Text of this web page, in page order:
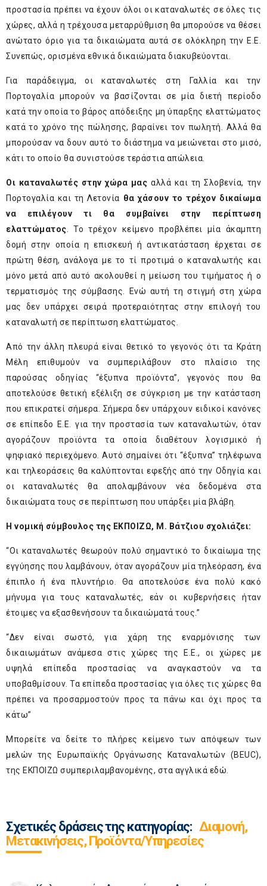
προστασία πρέπει να έχουν όλοι οι καταναλωτές σε όλες τις
χώρες, αλλά η τρέχουσα μεταρρύθμιση θα μπορούσε να θέσει
ανώτατο όριο για τα δικαιώματα αυτά σε ολόκληρη την Ε.Ε.
Συνεπώς, ορισμένα εθνικά δικαιώματα διακυβεύονται.
Για παράδειγμα, οι καταναλωτές στη Γαλλία και την
Πορτογαλία μπορούν να βασίζονται σε μία διετή περίοδο
κατά την οποία το βάρος απόδειξης μη ύπαρξης ελαττώματος
κατά το χρόνο της πώλησης, βαραίνει τον πωλητή. Αλλά θα
μπορούσαν να δουν αυτό το διάστημα να μειώνεται στο μισό,
κάτι το οποίο θα συνιστούσε τεράστια απώλεια.
Οι καταναλωτές στην χώρα μαςαλλά και τη Σλοβενία, την
Πορτογαλία και τη Λετονία θα χάσουν το τρέχον δικαίωμα
να επιλέγουν τι θα συμβαίνει στην περίπτωση
ελαττώματος. Το τρέχον κείμενο προβλέπει μία άκαμπτη
δομή στην οποία η επισκευή ή αντικατάσταση έρχεται σε
πρώτη θέση, ανάλογα με το τί προτιμά ο καταναλωτής και
μόνο μετά από αυτό ακολουθεί η μείωση του τιμήματος ή ο
τερματισμός της σύμβασης. Ενώ αυτή τη στιγμή στη χώρα
μας δεν υπάρχει σειρά προτεραιότητας στην επιλογή του
καταναλωτή σε περίπτωση ελαττώματος.
Από την άλλη πλευρά είναι θετικό το γεγονός ότι τα Κράτη
Μέλη επιθυμούν να συμπεριλάβουν στο πλαίσιο της
παρούσας οδηγίας “έξυπνα προϊόντα”, γεγονός που θα
αποτελούσε θετική εξέλιξη σε σύγκριση με την κατάσταση
που επικρατεί σήμερα. Σήμερα δεν υπάρχουν ειδικοί κανόνες
σε επίπεδο Ε.Ε. για την προστασία των καταναλωτών, όταν
αγοράζουν προϊόντα τα οποία διαθέτουν λογισμικό ή
ψηφιακό περιεχόμενο. Αυτό σημαίνει ότι “έξυπνα” τηλέφωνα
και τηλεοράσεις θα καλύπτονται εφεξής από την Οδηγία και
οι καταναλωτές θα απολαμβάνουν νέα δεδομένα στα
δικαιώματα τους σε περίπτωση που υπάρξει μία βλάβη.
Η νομική σύμβουλος της ΕΚΠΟΙΖΩ, Μ. Βάτζιου σχολιάζει:
“Οι καταναλωτές θεωρούν πολύ σημαντικό το δικαίωμα της
εγγύησης που λαμβάνουν, όταν αγοράζουν μία τηλεόραση, ένα
έπιπλο ή ένα πλυντήριο. Θα αποτελούσε ένα πολύ κακό
μήνυμα για τους καταναλωτές, εάν οι κυβερνήσεις ήταν
έτοιμες να εξασθενήσουν τα δικαιώματά τους.”
“Δεν είναι σωστό, για χάρη της εναρμόνισης των
δικαιωμάτων ανάμεσα στις χώρες της Ε.Ε., οι χώρες με
υψηλά επίπεδα προστασίας να αναγκαστούν να τα
υποβαθμίσουν. Τα επίπεδα προστασίας για όλες τις χώρες θα
πρέπει να προσαρμοστούν προς τα πάνω και όχι προς τα
κάτω”
Μπορείτε να δείτε το πλήρες κείμενο των απόψεων των
μελών της
Ευρωπαϊκής Οργάνωσης Καταναλωτών (BEUC),
της ΕΚΠΟΙΖΩ συμπεριλαμβανομένης, στα αγγλικά εδώ.
Σχετικές δράσεις της κατηγορίας: Διαμονή,
Μετακινήσεις, Προϊόντα/Υπηρεσίες